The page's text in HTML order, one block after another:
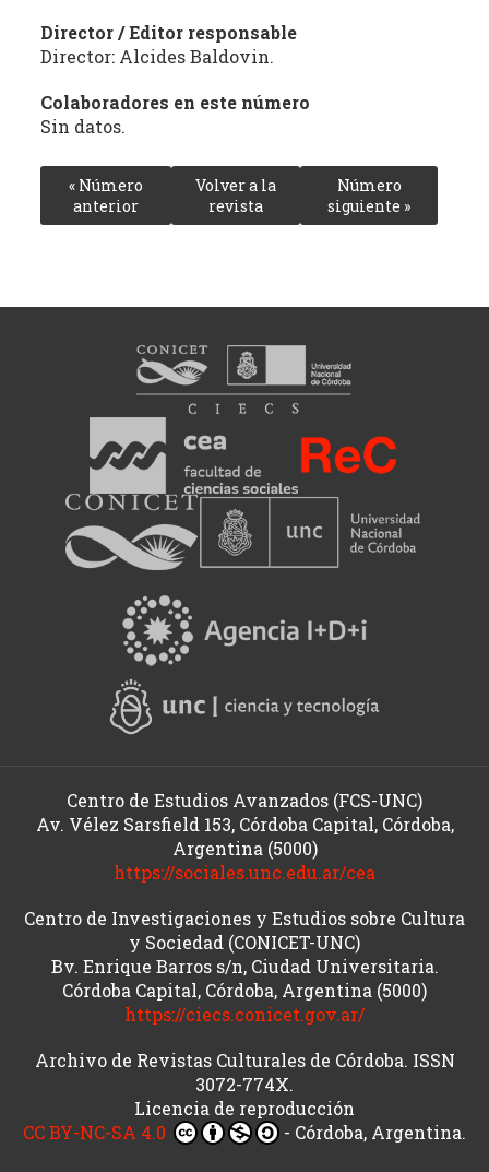
Director / Editor responsable
Director: Alcides Baldovin.
Colaboradores en este número
Sin datos.
« Número
anterior
Volver a la
revista
Número
siguiente »
Centro de Estudios Avanzados (FCS-UNC)
Av. Vélez Sarsfield 153, Córdoba Capital, Córdoba,
Argentina (5000)
https://sociales.unc.edu.ar/cea
Centro de Investigaciones y Estudios sobre Cultura
y Sociedad (CONICET-UNC)
Bv. Enrique Barros s/n, Ciudad Universitaria.
Córdoba Capital, Córdoba, Argentina (5000)
https://ciecs.conicet.gov.ar/
Archivo de Revistas Culturales de Córdoba. ISSN
3072-774X.
Licencia de reproducción
CC BY-NC-SA 4.0
- Córdoba, Argentina.